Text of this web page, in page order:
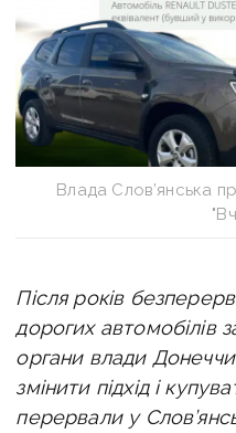
Влада Слов’янська
Після років
дорогих автомобілів
органи влади
змінити підхід і
перервали у